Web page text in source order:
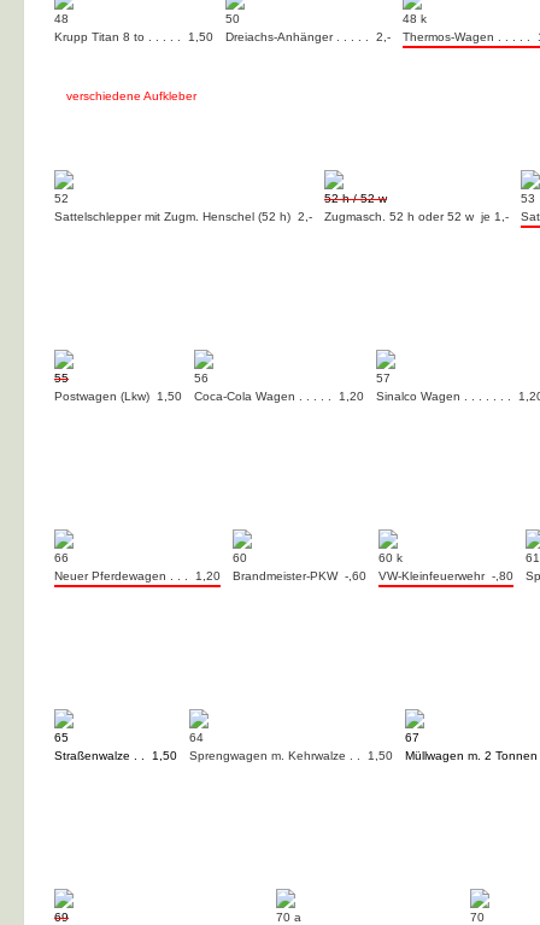
48
Krupp Titan 8 to . . . . . 1,50
50
Dreiachs-Anhänger . . . . . 2,-
48 k
Thermos-Wagen . . . . .
verschiedene Aufkleber
52
Sattelschlepper mit Zugm. Henschel (52 h) 2,-
52 h / 52 w
Zugmasch. 52 h oder 52 w je 1,-
53
55
Postwagen (Lkw) 1,50
56
Coca-Cola Wagen . . . . . 1,20
57
Sinalco Wagen . . . . . . .
66
Neuer Pferdewagen . . . 1,20
60
Brandmeister-PKW -,60
60 k
VW-Kleinfeuerwehr -,80
61
65
Straßenwalze . . 1,50
64
Sprengwagen m. Kehrwalze . . 1,50
67
Müllwagen m. 2
69
70 a
70